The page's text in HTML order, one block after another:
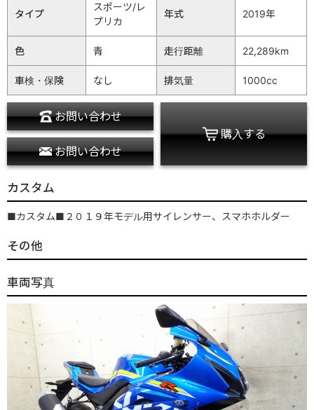
タイプ
スポーツ/レ
プリカ
年式 2019年
色 青 走行距離 22,289km
車検・保険 なし 排気量 1000cc
お問い合わせ
お問い合わせ
購入する
カスタム
■カスタム■２０１９年モデル用サイレンサー、スマホホルダー
その他
車両写真